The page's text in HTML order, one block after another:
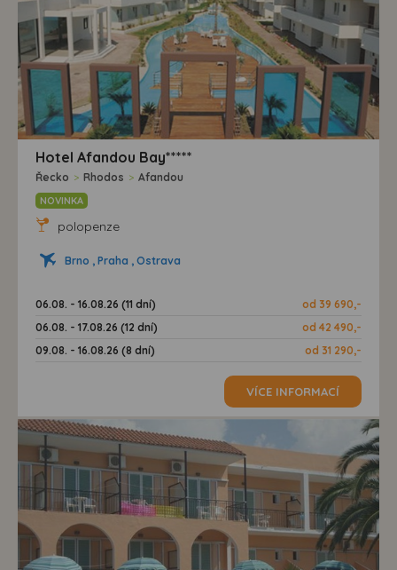
Hotel Afandou Bay*****
Řecko > Rhodos > Afandou
NOVINKA
polopenze
Brno , Praha , Ostrava
06.08. - 16.08.26 (11 dní)
od 39 690,-
06.08. - 17.08.26 (12 dní)
od 42 490,-
09.08. - 16.08.26 (8 dní)
od 31 290,-
VÍCE INFORMACÍ